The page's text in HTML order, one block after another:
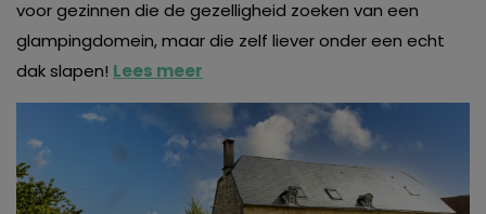
voor gezinnen die de gezelligheid zoeken van een
glampingdomein, maar die zelf liever onder een echt
dak slapen! Lees meer